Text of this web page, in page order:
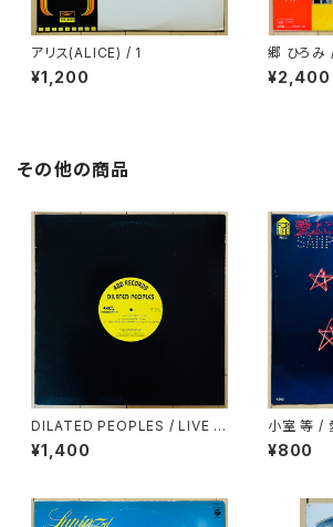
アリス(ALICE) / 1
¥1,200
郷 ひろみ
ーパー・ド
¥2,400
その他の商品
DILATED PEOPLES / LIVE O
N STAGE
¥1,400
小室 等 /
¥800